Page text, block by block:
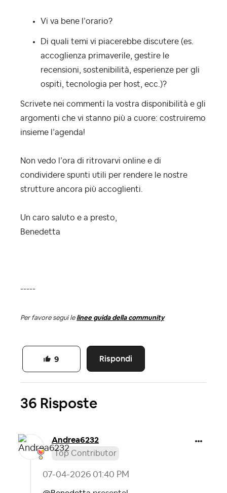
Vi va bene l’orario?
Di quali temi vi piacerebbe discutere (es.
accoglienza primaverile, gestire le
recensioni, sostenibilità, esperienze per gli
ospiti, tecnologia per host, ecc.)?
Scrivete nei commenti la vostra disponibilità e gli
argomenti che vi stanno più a cuore: costruiremo
insieme l’agenda!
Non vedo l’ora di ritrovarvi online e di
condividere spunti utili per rendere le nostre
strutture ancora più accoglienti.
Un caro saluto e a presto,
Benedetta
-----
Per favore segui le linee guida della community
Rispondi
9
36 Risposte
Andrea6232
Top Contributor
‎07-04-2026 01:40 PM